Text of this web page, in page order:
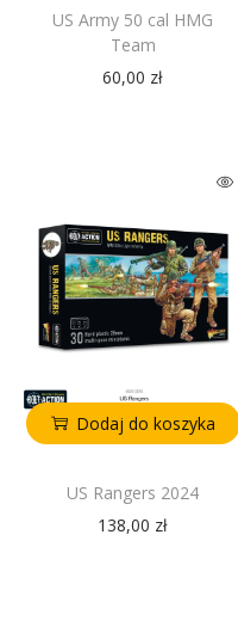
US Army 50 cal HMG
Team
60,00 zł
Dodaj do koszyka
US Rangers 2024
138,00 zł